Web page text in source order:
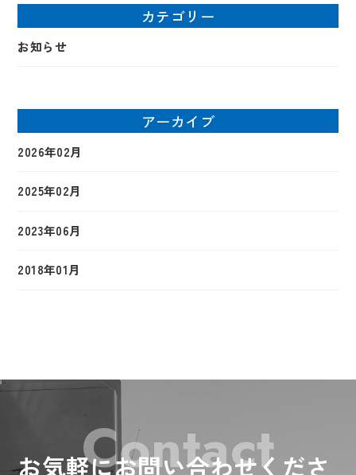
カテゴリー
お知らせ
アーカイブ
2026年02月
2025年02月
2023年06月
2018年01月
Contact
お気軽にお問い合わせくださ